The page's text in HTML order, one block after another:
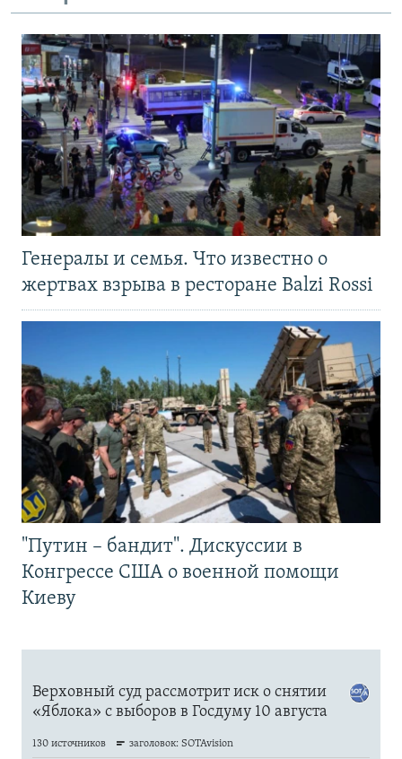
Генералы и семья. Что известно о
жертвах взрыва в ресторане Balzi Rossi
"Путин – бандит". Дискуссии в
Конгрессе США о военной помощи
Киеву